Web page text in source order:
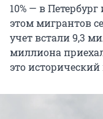
10% — в
этом мигрантов
учет встали 9,3
миллиона
это